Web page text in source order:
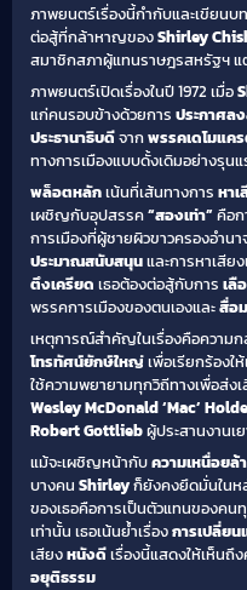
ภาพยนตร์เรื่องนี้กำกับและเขียนบ
ต่อสู้ที่กล้าหาญของShirley
สมาชิกสภาผู้แทนราษฎรสหรัฐฯ แ
ภาพยนตร์เปิดเรื่องในปี 1972 เมื่อ
แก่คนรอบข้างด้วยการ ประกาศล
ประธานาธิบดีจากพรรคเดโมแค
ทางการเมืองแบบดั้งเดิมอย่างรุน
พล็อตหลักเน้นที่เส้นทางการ หา
เผชิญกับอุปสรรค“สองเท่า”คือ
การเมืองที่ผู้ชายผิวขาวครองอำน
ประมาณสนับสนุนและการหาเสีย
ตึงเครียด เธอต้องต่อสู้กับการ เลื
พรรคการเมืองของตนเองและสื่อ
เหตุการณ์สำคัญในเรื่องคือความ
โทรทัศน์ยักษ์ใหญ่เพื่อเรียกร้องใ
ใช้ความพยายามทุกวิถีทางเพื่อส่
Wesley McDonald ‘Mac’
Robert Gottliebผู้ประสานงานเ
แม้จะเผชิญหน้ากับความเหนื่อยล้า
บางคน Shirleyก็ยังคงยึดมั่นในห
ของเธอคือการเป็นตัวแทนของค
เท่านั้น เธอเน้นย้ำเรื่องการเปลี่ย
เสียงหนังดีเรื่องนี้แสดงให้เห็นถึ
อยุติธรรม